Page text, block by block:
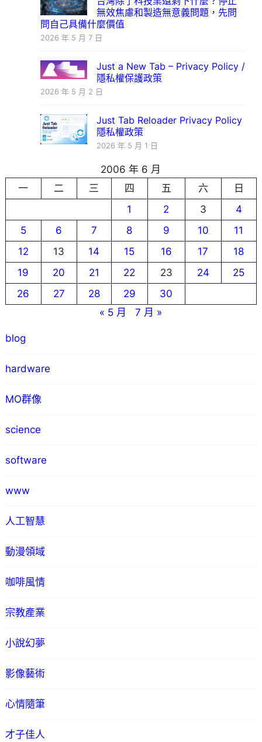
無效焦慮和製造無意義問題，先問
問自己具備什麼價值
2026 年 5 月 7 日
Just a New Tab – Privacy Policy /
隱私權保護政策
2026 年 5 月 2 日
Just Tab Reloader Privacy Policy
隱私權政策
2026 年 5 月 1 日
2006 年 6 月
一
二 三 四 五 六
日
1
2 3
4
5
6 7 8 9 10
11
12
13 14 15 16 17
18
19
20 21 22 23 24
25
26
27 28 29
30
« 5 月
7 月 »
blog
hardware
MO群像
science
software
www
人工智慧
動漫領域
咖啡風情
宗教產業
小說幻夢
影像藝術
心情隨筆
才子佳人